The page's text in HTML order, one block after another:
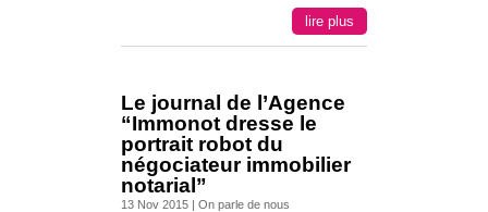
lire plus
Le journal de l’Agence
“Immonot dresse le
portrait robot du
négociateur immobilier
notarial”
13 Nov 2015| On parle de nous